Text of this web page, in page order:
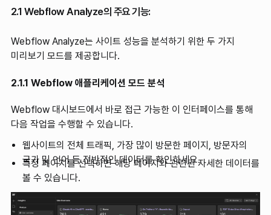
2.1 Webflow Analyze의 주요 기능:
Webflow Analyze는 사이트 성능을 분석하기 위한 두 가지
미리보기 모드를 제공합니다.
2.1.1 Webflow 애플리케이션 모드 분석
Webflow 대시보드에서 바로 접근 가능한 이 인터페이스를 통해
다음 작업을 수행할 수 있습니다.
웹사이트의 전체 트래픽, 가장 많이 방문한 페이지, 방문자의
국가 및 언어 등 전반적인 데이터를 확인하세요.
특정 페이지를 선택하면 해당 페이지와 관련된 자세한 데이터를
볼 수 있습니다.